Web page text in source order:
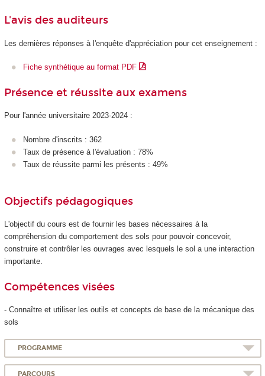
L'avis des auditeurs
Les dernières réponses à l'enquête d'appréciation pour cet enseignement :
Fiche synthétique au format PDF
Présence et réussite aux examens
Pour l'année universitaire 2023-2024 :
Nombre d'inscrits : 362
Taux de présence à l'évaluation : 78%
Taux de réussite parmi les présents : 49%
Objectifs pédagogiques
L'objectif du cours est de fournir les bases nécessaires à la
compréhension du comportement des sols pour pouvoir concevoir,
construire et contrôler les ouvrages avec lesquels le sol a une interaction
importante.
Compétences visées
- Connaître et utiliser les outils et concepts de base de la mécanique des
sols
PROGRAMME
PARCOURS